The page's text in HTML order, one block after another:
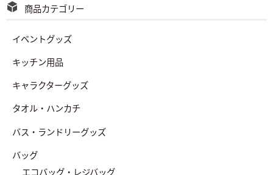
商品カテゴリー
イベントグッズ
キッチン用品
キャラクターグッズ
タオル・ハンカチ
バス・ランドリーグッズ
バッグ
エコバッグ・レジバッグ